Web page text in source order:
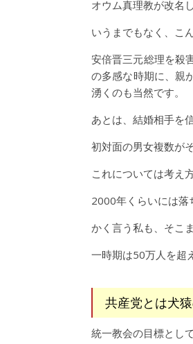
オウム真理教が改名
いうまでもなく、こ
安倍晋三元総理を殺
の多感な時期に、親
湧くのも当然です。
あとは、結婚相手を
初対面の男女複数が
これについては考え
2000年くらいには落
かく言う私も、そこ
一時期は50万人を超
共産党とは犬
統一教会の目標とし